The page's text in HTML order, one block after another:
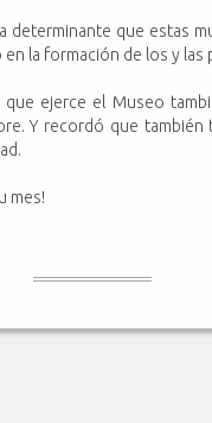
que estas
la formación de los y las
ejerce el Museo
Y recordó que
mes!